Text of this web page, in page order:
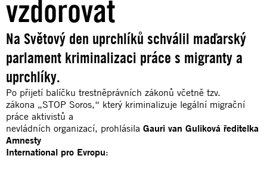
vzdorovat
Na Světový den uprchlíků schválil maďarský
parlament kriminalizaci práce s migranty a
uprchlíky.
Po přijetí balíčku trestněprávních zákonů včetně tzv.
zákona „STOP Soros,“ který kriminalizuje legální migrační
práce aktivistů a
nevládních organizací, prohlásila Gauri van Guliková ředitelka
Amnesty
International pro Evropu: